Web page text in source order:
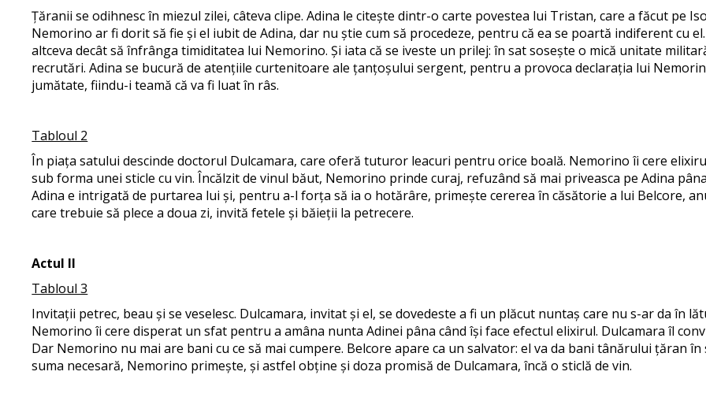
Țăranii se odihnesc în miezul zilei, câteva clipe. Adina le citește dintr-o carte povestea lui Tristan, care a făcut pe
Nemorino ar fi dorit să fie și el iubit de Adina, dar nu știe cum să procedeze, pentru că ea se poartă indiferent cu
altceva decât să înfrânga timiditatea lui Nemorino. Și iata că se iveste un prilej: în sat sosește o mică unitate
recrutări. Adina se bucură de atențiile curtenitoare ale țanțoșului sergent, pentru a provoca declarația lui
jumătate, fiindu-i teamă că va fi luat în râs.
Tabloul 2
În piața satului descinde doctorul Dulcamara, care oferă tuturor leacuri pentru orice boală. Nemorino îi cere
sub forma unei sticle cu vin. Încălzit de vinul băut, Nemorino prinde curaj, refuzând să mai priveasca pe Adina
Adina e intrigată de purtarea lui și, pentru a-l forța să ia o hotărâre, primește cererea în căsătorie a lui Belcore,
care trebuie să plece a doua zi, invită fetele și băieții la petrecere.
Actul II
Tabloul 3
Invitații petrec, beau și se veselesc. Dulcamara, invitat și el, se dovedeste a fi un plăcut nuntaș care nu s-ar da în
Nemorino îi cere disperat un sfat pentru a amâna nunta Adinei pâna când își face efectul elixirul. Dulcamara îl
Dar Nemorino nu mai are bani cu ce să mai cumpere. Belcore apare ca un salvator: el va da bani tânărului țăran
suma necesară, Nemorino primește, și astfel obține și doza promisă de Dulcamara, încă o sticlă de vin.